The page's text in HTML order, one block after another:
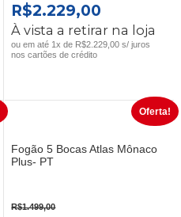
O
PREÇO
ORIGINAL
R$2.229,00
PREÇO
ATUAL
À vista a retirar na loja
ou em até 1x de R$2.229,00 s/ juros
nos cartões de crédito
Oferta!
Fogão 5 Bocas Atlas Mônaco
Plus- PT
R$1.499,00